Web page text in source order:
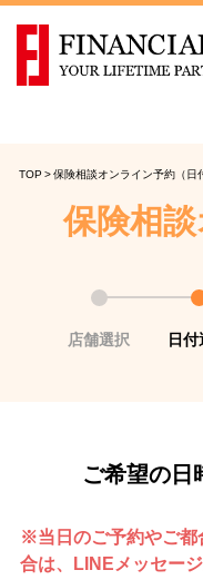
TOP>保険相談オンライン予約（日
保険相
店舗選択 日
ご希望の日
※当日のご予約やご都
合は、
LINEメッセー